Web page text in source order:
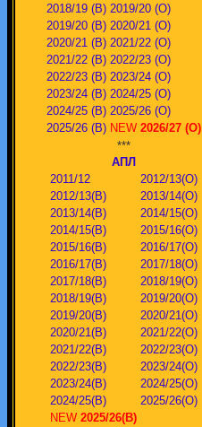
2018/19 (В) 2019/20 (О)
2019/20 (В) 2020/21 (О)
2020/21 (В) 2021/22 (О)
2021/22 (В) 2022/23 (О)
2022/23 (В) 2023/24 (О)
2023/24 (В) 2024/25 (О)
2024/25 (В) 2025/26 (О)
2025/26 (В) NEW 2026/27 (О)
***
АПЛ
2011/12
2012/13(О)
2012/13(В)
2013/14(О)
2013/14(В)
2014/15(О)
2014/15(В)
2015/16(О)
2015/16(В)
2016/17(О)
2016/17(В)
2017/18(О)
2017/18(В)
2018/19(О)
2018/19(В)
2019/20(О)
2019/20(В)
2020/21(О)
2020/21(В)
2021/22(О)
2021/22(В)
2022/23(О)
2022/23(В)
2023/24(O)
2023/24(В)
2024/25(O)
2024/25(В)
2025/26(О)
NEW 2025/26(В)